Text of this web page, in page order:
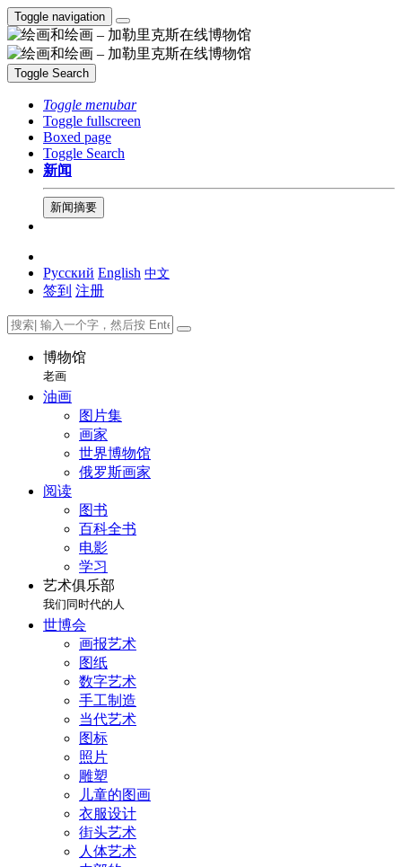
Toggle navigation
Toggle Search
Toggle menubar
Toggle fullscreen
Boxed page
Toggle Search
新闻
新闻摘要
Русский English 中文
签到 注册
博物馆
老画
油画
图片集
画家
世界博物馆
俄罗斯画家
阅读
图书
百科全书
电影
学习
艺术俱乐部
我们同时代的人
世博会
画报艺术
图纸
数字艺术
手工制造
当代艺术
图标
照片
雕塑
儿童的图画
衣服设计
街头艺术
人体艺术